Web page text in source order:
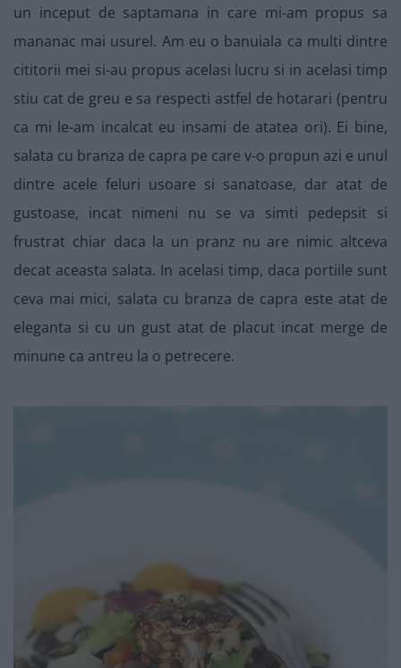
un inceput de saptamana in care mi-am propus sa
mananac mai usurel. Am eu o banuiala ca multi dintre
cititorii mei si-au propus acelasi lucru si in acelasi timp
stiu cat de greu e sa respecti astfel de hotarari (pentru
ca mi le-am incalcat eu insami de atatea ori). Ei bine,
salata cu branza de capra pe care v-o propun azi e unul
dintre acele feluri usoare si sanatoase, dar atat de
gustoase, incat nimeni nu se va simti pedepsit si
frustrat chiar daca la un pranz nu are nimic altceva
decat aceasta salata. In acelasi timp, daca portiile sunt
ceva mai mici, salata cu branza de capra este atat de
eleganta si cu un gust atat de placut incat merge de
minune ca antreu la o petrecere.